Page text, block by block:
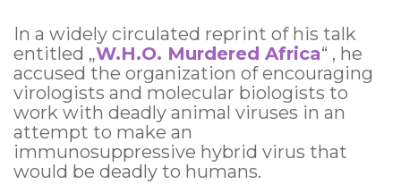
In a widely circulated reprint of his talk
entitled „W.H.O. Murdered Africa“ , he
accused the organization of encouraging
virologists and molecular biologists to
work with deadly animal viruses in an
attempt to make an
immunosuppressive hybrid virus that
would be deadly to humans.